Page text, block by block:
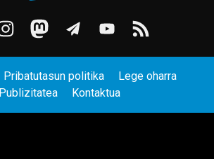
Pribatutasun politika
Lege oharra
Publizitatea
Kontaktua